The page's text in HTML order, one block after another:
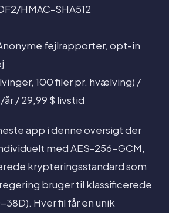
HMAC-SHA512
fejlrapporter, opt-in
100 filer pr. hvælving) /
år / 29,99 $ livstid
app i denne oversigt der
med AES-256-GCM,
krypteringsstandard som
bruger til klassificerede
38D). Hver fil får en unik